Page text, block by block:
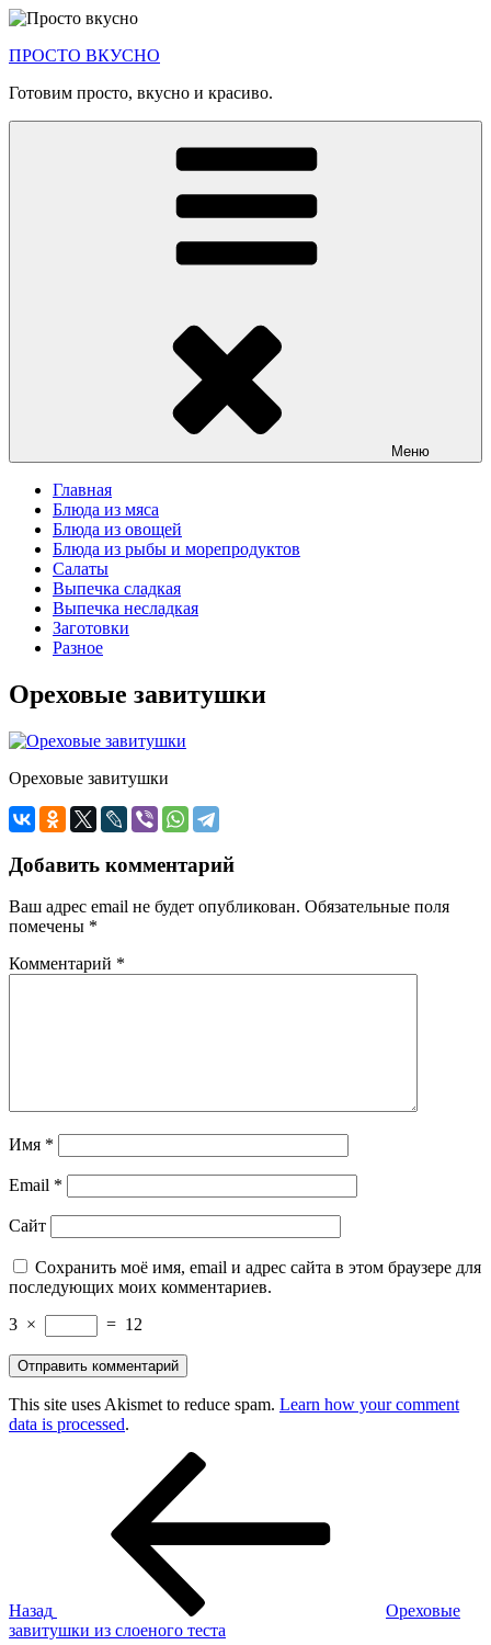
Перейти
содержимому
ПРОСТО ВКУСНО
Готовим просто, вкусно и красиво.
Меню
Главная
Блюда из мяса
Блюда из овощей
Блюда из рыбы и морепродуктов
Салаты
Выпечка сладкая
Выпечка несладкая
Заготовки
Разное
Ореховые завитушки
Ореховые завитушки
Добавить комментарий
Ваш адрес email не будет опубликован. Обязательные поля
помечены *
Комментарий *
Имя *
Email *
Сайт
Сохранить моё имя, email и адрес сайта в этом браузере для
последующих моих комментариев.
3 × = 12
This site uses Akismet to reduce spam. Learn how your comment
data is processed.
Назад
Ореховые
завитушки из слоеного теста